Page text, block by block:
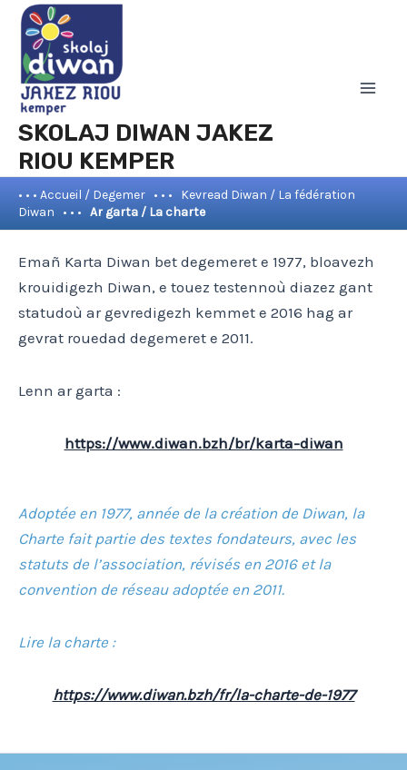
Aller
contenu
SKOLAJ DIWAN JAKEZ
RIOU KEMPER
• • • Accueil / Degemer • • •
Kevread Diwan / La fédération
Diwan • • • Ar garta / La charte
Emañ Karta Diwan bet degemeret e 1977, bloavezh
krouidigezh Diwan, e touez testennoù diazez gant
statudoù ar gevredigezh kemmet e 2016 hag ar
gevrat rouedad degemeret e 2011.
Lenn ar garta :
https://www.diwan.bzh/br/karta-diwan
Adoptée en 1977, année de la création de Diwan, la
Charte fait partie des textes fondateurs, avec les
statuts de l’association, révisés en 2016 et la
convention de réseau adoptée en 2011.
Lire la charte :
https://www.diwan.bzh/fr/la-charte-de-1977